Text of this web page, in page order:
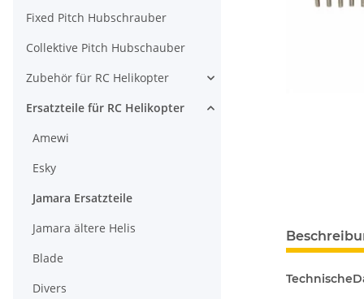
Fixed Pitch Hubschrauber
Collektive Pitch Hubschauber
Zubehör für RC Helikopter
Ersatzteile für RC Helikopter
Amewi
Esky
Jamara Ersatzteile
Jamara ältere Helis
Blade
Divers